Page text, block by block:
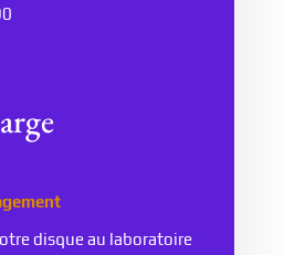
disque au laboratoire